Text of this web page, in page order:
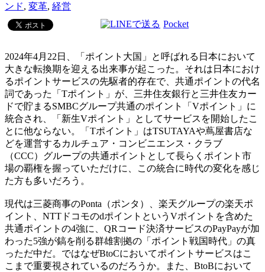
ンド, 変革, 経営
Pocket
2024年4月22日、「ポイント大国」と呼ばれる日本において
大きな転換期を迎える出来事が起こった。それは日本におけ
るポイントサービスの先駆者的存在で、共通ポイントの代名
詞であった「Tポイント」が、三井住友銀行と三井住友カー
ドで貯まるSMBCグループ共通のポイント「Vポイント」に
統合され、「新生Vポイント」としてサービスを開始したこ
とに他ならない。「Tポイント」はTSUTAYAや蔦屋書店な
どを運営するカルチュア・コンビニエンス・クラブ
（CCC）グループの共通ポイントとして長らくポイント市
場の覇権を握っていただけに、この統合に時代の変化を感じ
た方も多いだろう。
現代は三菱商事のPonta（ポンタ）、楽天グループの楽天ポ
イント、NTTドコモのdポイントというVポイントを含めた
共通ポイントの4強に、QRコード決済サービスのPayPayが加
わった5強が鎬を削る群雄割拠の「ポイント戦国時代」の真
っただ中だ。ではなぜBtoCにおいてポイントサービスはこ
こまで重要視されているのだろうか。また、BtoBにおいて